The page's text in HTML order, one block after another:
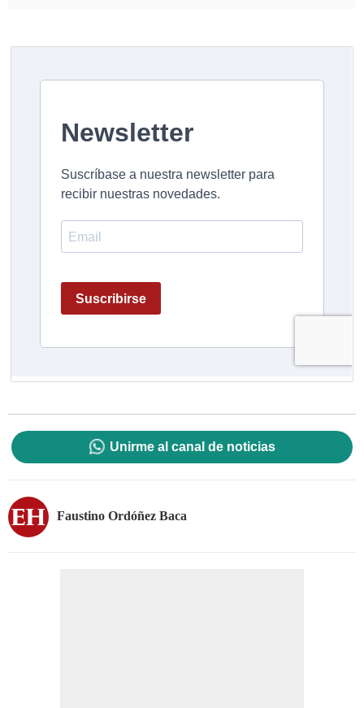
Unirme al canal de noticias
Faustino Ordóñez Baca